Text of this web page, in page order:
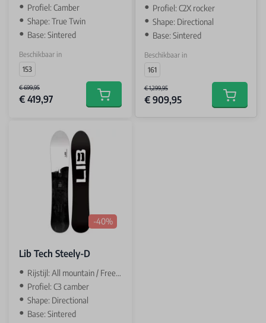
Profiel: Camber
Shape: True Twin
Base: Sintered
Beschikbaar in
153
€ 699,95
€ 419,97 Add to cart
Profiel: C2X rocker
Shape: Directional
Base: Sintered
Beschikbaar in
161
€ 1,299,95
€ 909,95 Add to
-40%
Lib Tech Steely-D
Rijstijl: All mountain / Freeride
Profiel: C3 camber
Shape: Directional
Base: Sintered